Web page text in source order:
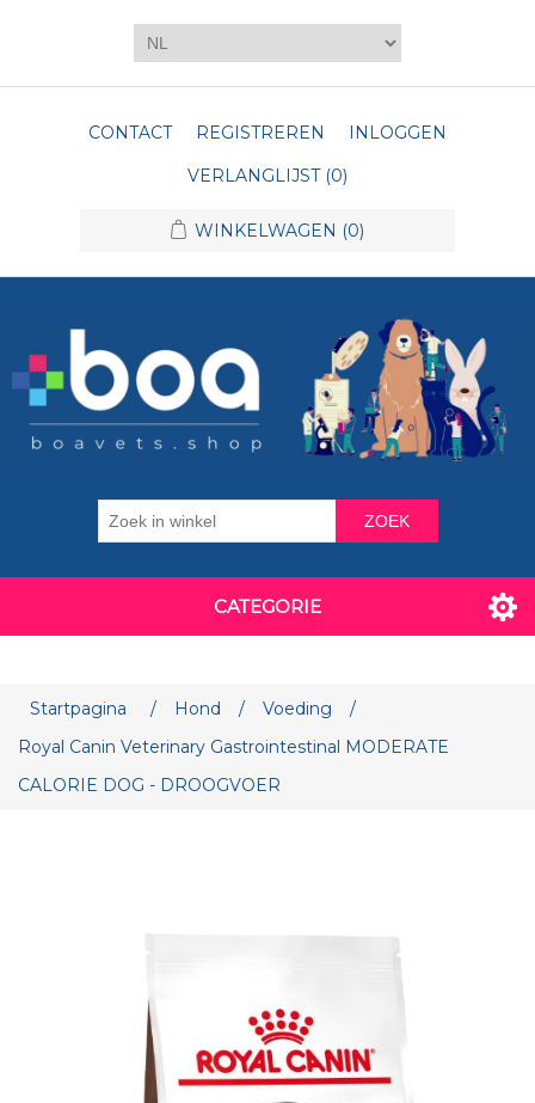
CONTACT REGISTREREN
INLOGGEN
VERLANGLIJST (0)
WINKELWAGEN (0)
ZOEK
CATEGORIE
Startpagina / Hond / Voeding
/
Royal Canin Veterinary Gastrointestinal MODERATE
CALORIE DOG - DROOGVOER